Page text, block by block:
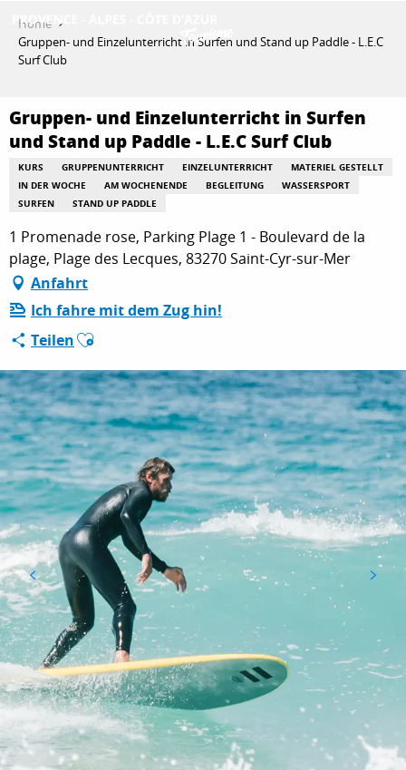
contenu
AKTIVITÄTEN
AUFENTHALT
ESPACE PRO
Home
Gruppen- und Einzelunterricht in Surfen und Stand up Paddle - L.E.C
Surf Club
Gruppen- und Einzelunterricht in Surfen
und Stand up Paddle - L.E.C Surf Club
KURS GRUPPENUNTERRICHT EINZELUNTERRICHT
MATERIEL GESTELLT
IN DER WOCHE
AM WOCHENENDE BEGLEITUNG
WASSERSPORT
SURFEN
STAND UP PADDLE
1 Promenade rose, Parking Plage 1 - Boulevard de la
plage, Plage des Lecques, 83270 Saint-Cyr-sur-Mer
Anfahrt
Ich fahre mit dem Zug hin!
TeilenAjouter aux favoris